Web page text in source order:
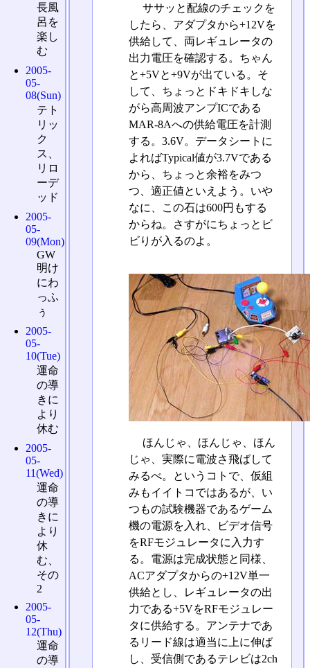
ササッと配線のチェックを
したら、アダプタから+12Vを
供給して、両レギュレータの
出力電圧を確認する。ちゃん
と+5Vと+9Vが出ている。そ
して、ちょっとドキドキしな
がら高周波アンプICである
MAR-8Aへの供給電圧を計測
する。3.6V。データシートに
よればTypical値が3.7Vである
から、ちょっと余裕をみつ
つ、適正値といえよう。いや
なに、この石は600円もする
からね。さすがにちょっとビ
ビりが入るのよ。
ほんじゃ、ほんじゃ、ほん
じゃ、実際に電波さ飛ばして
みるべ。というコトで、仮組
みもイイトコではあるが、い
つもの試験機器であるゲーム
機の電源を入れ、ビデオ信号
をRFモジュレータに入力す
る。電源は完成状態と同様、
ACアダプタからの+12V単一
供給とし、レギュレータの出
力である+5VをRFモジュレー
タに供給する。アンテナであ
るリード線は適当に上に伸ば
し、受信側であるテレビは2ch
長風
呂を
楽し
む
2005-
05-
08(Sun)
テト
リッ
ク
ス、
リロ
ーデ
ッド
2005-
05-
09(Mon)
GW
明け
にわ
っふ
ぅ
2005-
05-
10(Tue)
運命
の導
きに
より
休む
2005-
05-
11(Wed)
運命
の導
きに
より
休
む、
その
2
2005-
05-
12(Thu)
運命
の導